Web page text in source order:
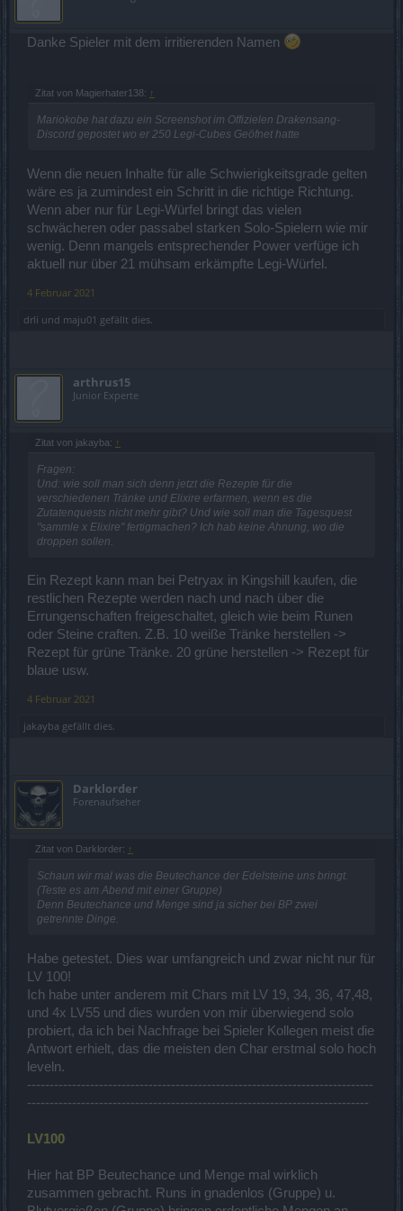
Das sind nur die Sachen die
Baustellen gibt es mehr.
Wunsch:
Solos auf den benötigten Schwierigkeitsgraden nicht machbar.
Solo-Uniques droppen konnten. Beispiele: Legende (Waffe), Irrlicht
(Ring) usw.
Spielern in die Tonne. Wir sind Kunden, keine Schüler,
insbesondere keine Schüler mit Schulpflicht, und schon gar nicht
gegenüber einer bestimmten Schule.
Danke Spieler mit dem irritierenden Namen
Zitat von Magierhater138: ↑
Mariokobe hat dazu ein Screenshot im Offizielen Drakensang-
Discord gepostet wo er 250 Legi-Cubes Geöfnet hatte
Wenn die neuen Inhalte für alle Schwierigkeitsgrade gelten
wäre es ja zumindest ein Schritt in die richtige Richtung.
Wenn aber nur für Legi-Würfel bringt das vielen
schwächeren oder passabel starken Solo-Spielern wie mir
wenig. Denn mangels entsprechender Power verfüge ich
aktuell nur über 21 mühsam erkämpfte Legi-Würfel.
4 Februar 2021
drli und maju01 gefällt dies.
arthrus15
Junior Experte
Zitat von jakayba: ↑
Fragen:
Und: wie soll man sich denn jetzt die Rezepte für die
verschiedenen Tränke und Elixire erfarmen, wenn es die
Zutatenquests nicht mehr gibt? Und wie soll man die Tagesquest
"sammle x Elixire" fertigmachen? Ich hab keine Ahnung, wo die
droppen sollen.
Ein Rezept kann man bei Petryax in Kingshill kaufen, die
restlichen Rezepte werden nach und nach über die
Errungenschaften freigeschaltet, gleich wie beim Runen
oder Steine craften. Z.B. 10 weiße Tränke herstellen ->
Rezept für grüne Tränke. 20 grüne herstellen -> Rezept für
blaue usw.
4 Februar 2021
jakayba gefällt dies.
Darklorder
Forenaufseher
Zitat von Darklorder: ↑
Schaun wir mal was die Beutechance der Edelsteine uns bringt.
(Teste es am Abend mit einer Gruppe)
Denn Beutechance und Menge sind ja sicher bei BP zwei
getrennte Dinge.
Habe getestet. Dies war umfangreich und zwar nicht nur für
LV 100!
Ich habe unter anderem mit Chars mit LV 19, 34, 36, 47,48,
und 4x LV55 und dies wurden von mir überwiegend solo
probiert, da ich bei Nachfrage bei Spieler Kollegen meist die
Antwort erhielt, das die meisten den Char erstmal solo hoch
leveln.
-----------------------------------------------------------------------------
----------------------------------------------------------------------------
LV100
Hier hat BP Beutechance und Menge mal wirklich
zusammen gebracht. Runs in gnadenlos (Gruppe) u.